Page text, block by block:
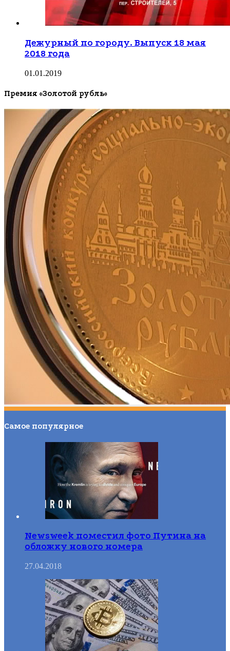
Дежурный по городу. Выпуск 18 мая
2018 года
01.01.2019
Премия «Золотой рубль»
Самое популярное
Newsweek поместил фото Путина на
обложку нового номера
27.04.2018